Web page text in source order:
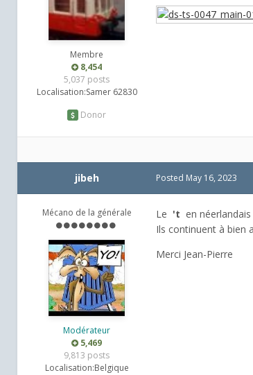
Membre
8,454
5,037 posts
Localisation:Samer 62830
Donor
jibeh
Mécano de la générale
Modérateur
5,469
9,813 posts
Localisation:Belgique
Posted May 16, 2023
Le 't en
Ils continuent à bien
Merci Jean-Pierre